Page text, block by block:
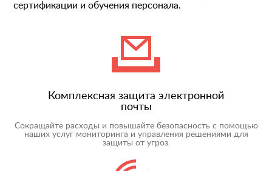
сертификации и обучения персонала.
Комплексная защита электронной
почты
Сокращайте расходы и повышайте безопасность с помощью
наших услуг мониторинга и управления решениями для
защиты от угроз.